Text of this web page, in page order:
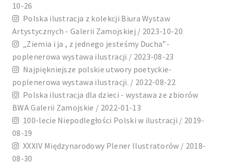
10-26
Polska ilustracja z kolekcji Biura Wystaw
Artystycznych - Galerii Zamojskiej / 2023-10-20
„Ziemia i ja , z jednego jesteśmy Ducha”-
poplenerowa wystawa ilustracji / 2023-08-23
Najpiękniejsze polskie utwory poetyckie-
poplenerowa wystawa ilustracji. / 2022-08-22
Polska ilustracja dla dzieci - wystawa ze zbiorów
BWA Galerii Zamojskie / 2022-01-13
100-lecie Niepodległości Polski w ilustracji / 2019-
08-19
XXXIV Międzynarodowy Plener Ilustratorów / 2018-
08-30